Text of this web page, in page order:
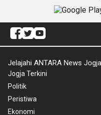
Jelajahi ANTARA News Jogja
Jogja Terkini
Politik
Peristiwa
Ekonomi